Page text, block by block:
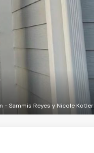
- Sammis Reyes y Nicole Kotler